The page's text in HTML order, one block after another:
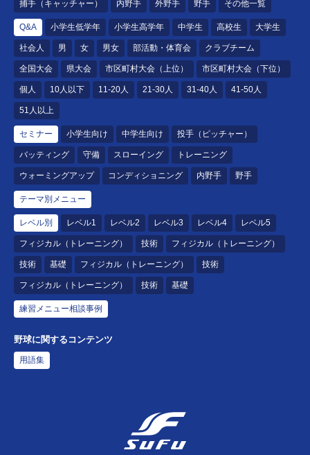
捕手（キャッチャー） 内野手 外野手 野手 その他一覧
Q&A 小学生低学年 小学生高学年 中学生 高校生 大学生
社会人 男 女 男女 部活動・体育会 クラブチーム
全国大会 県大会 市区町村大会（上位） 市区町村大会（下位）
個人 10人以下 11-20人 21-30人 31-40人 41-50人
51人以上
セミナー 小学生向け 中学生向け 投手（ピッチャー）
バッティング 守備 スローイング トレーニング
ウォーミングアップ コンディショニング 内野手 野手
テーマ別メニュー
レベル別 レベル1 レベル2 レベル3 レベル4 レベル5
フィジカル（トレーニング） 技術 フィジカル（トレーニング）
技術 基礎 フィジカル（トレーニング） 技術
フィジカル（トレーニング） 技術 基礎
練習メニュー相談事例
野球に関するコンテンツ
用語集